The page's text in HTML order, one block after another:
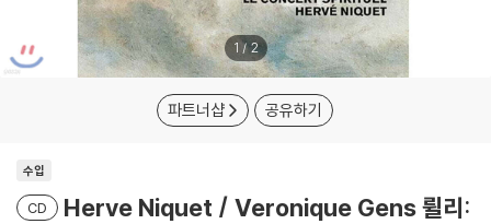
1 /2
파트너샵 공유하기
수입
CD
Herve Niquet / Veronique Gens 륄리: